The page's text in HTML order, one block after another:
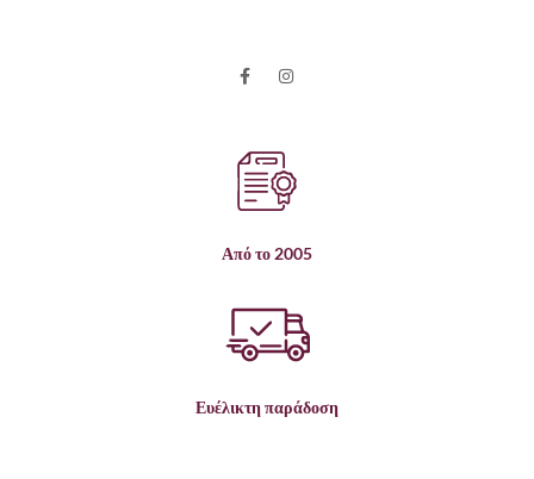
Από το 2005
Ευέλικτη παράδοση